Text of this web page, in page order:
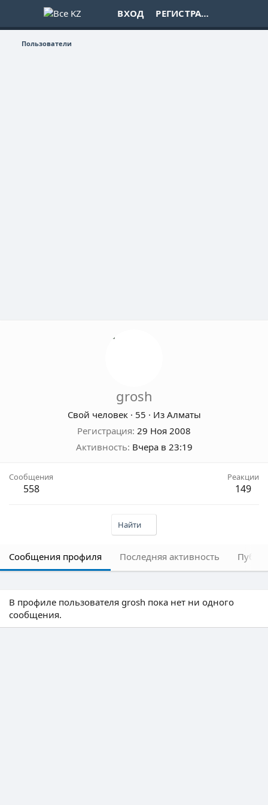
ВХОД РЕГИСТРАЦИЯ
Пользователи
grosh
Свой человек · 55 · Из Алматы
Регистрация 29 Ноя 2008
Активность Вчера в 23:19
Сообщения
558
Реакции
149
Найти
Сообщения профиля Последняя активность
В профиле пользователя grosh пока нет ни одного
сообщения.